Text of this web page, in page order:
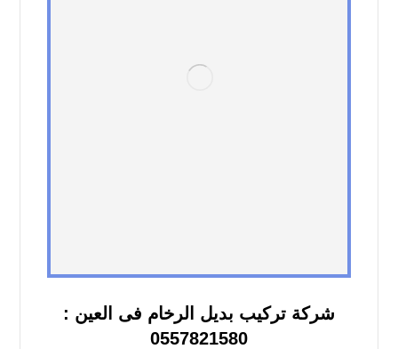
شركة تركيب بديل الرخام فى العين :
0557821580